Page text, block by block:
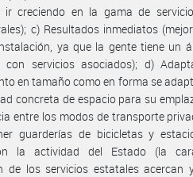
ir creciendo en la gama de
c) Resultados inmediatos
ya que la gente tiene un
con servicios asociados); d)
en tamaño como en forma se
concreta de espacio para su
entre los modos de transporte
guarderías de bicicletas y
la actividad del Estado (la
de los servicios estatales